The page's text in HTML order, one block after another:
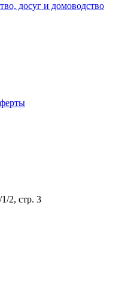
досуг и домоводство
2, стр. 3